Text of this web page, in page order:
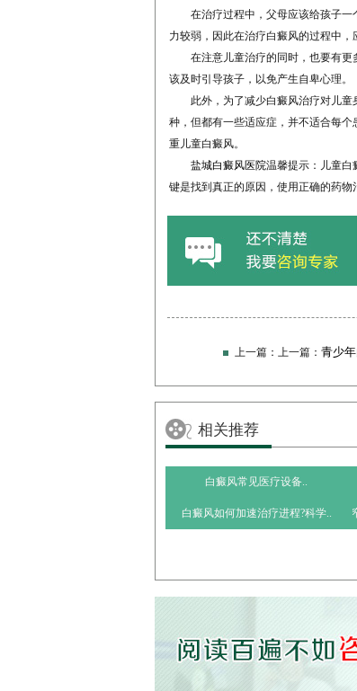
在治疗过程中，父母应该给孩子一
力较弱，因此在治疗白癜风的过程中，
在注意儿童治疗的同时，也要有更
该及时引导孩子，以免产生自卑心理。
此外，为了减少白癜风治疗对儿童
种，但都有一些适应症，并不适合每
重儿童白癜风。
盐城白癜风医院温馨提示：儿童白
键是找到真正的原因，使用正确的药物
上一篇：上一篇： 青少
疗呢?
相关推荐
​白癜风常见医疗设备..
​白癜风如何加速治疗进程?科学..